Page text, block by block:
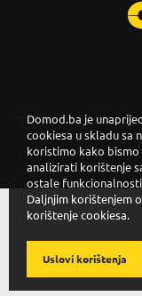
Domod.ba je
cookiesa u skladu sa
koristimo kako
analizirati korištenje
ostale
Daljnjim korištenjem
korištenje cookiesa.
Uslovi korištenja